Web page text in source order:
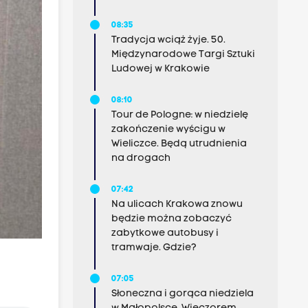
08:35
Tradycja wciąż żyje. 50.
Międzynarodowe Targi Sztuki
Ludowej w Krakowie
08:10
Tour de Pologne: w niedzielę
zakończenie wyścigu w
Wieliczce. Będą utrudnienia
na drogach
07:42
Na ulicach Krakowa znowu
będzie można zobaczyć
zabytkowe autobusy i
tramwaje. Gdzie?
07:05
Słoneczna i gorąca niedziela